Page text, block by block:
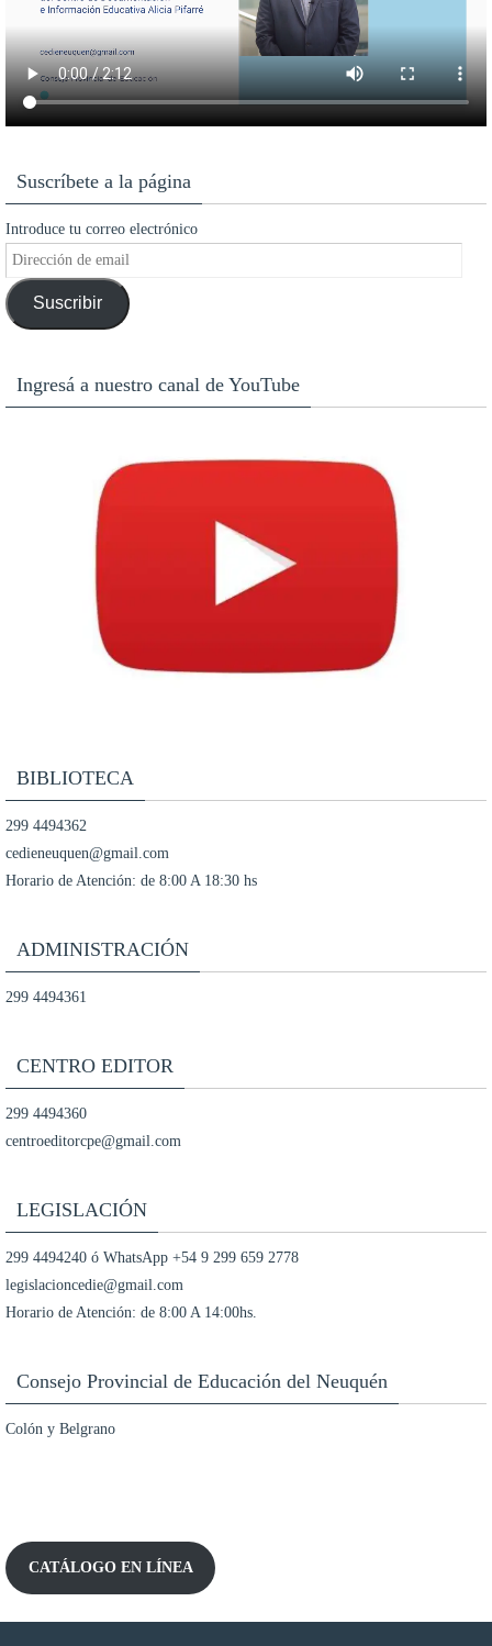
Suscríbete a la página
Introduce tu correo electrónico
Dirección
de
emailSuscribir
Ingresá a nuestro canal de YouTube
BIBLIOTECA
299 4494362
cedieneuquen@gmail.com
Horario de Atención: de 8:00 A 18:30 hs
ADMINISTRACIÓN
299 4494361
CENTRO EDITOR
299 4494360
centroeditorcpe@gmail.com
LEGISLACIÓN
299 4494240 ó WhatsApp +54 9 299 659 2778
legislacioncedie@gmail.com
Horario de Atención: de 8:00 A 14:00hs.
Consejo Provincial de Educación del Neuquén
Colón y Belgrano
CATÁLOGO EN LÍNEA